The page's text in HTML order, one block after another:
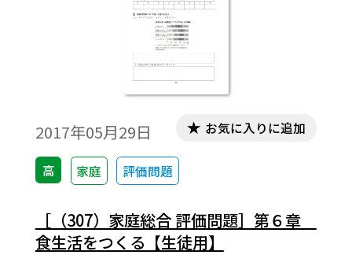
2017年05月29日
高 家庭 評価問題
お気に入りに追加
［（307）家庭総合 評価問題］第６章
食生活をつくる【生徒用】